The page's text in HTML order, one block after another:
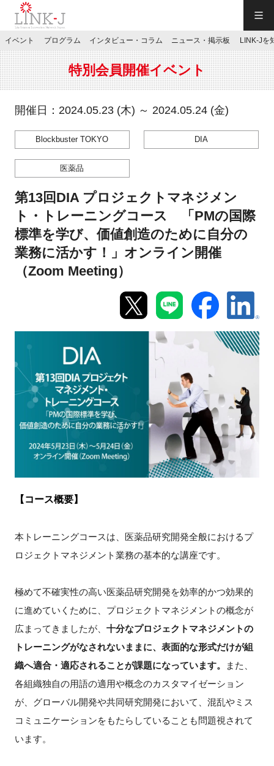
JP／EN
特別会員専用メニュー
お問い合わせ
マイページ
イベント
プログラム
インタビュー・コラム
ニュース・掲示板
LINK-Jを知る
FAQ
イベントお知らせメール登録
イベント プログラム インタビュー・コラム ニュース・掲示板 LINK-Jを
特別会員開催イベント
開催日：2024.05.23 (木) ～ 2024.05.24 (金)
Blockbuster TOKYO DIA
医薬品
第13回DIA プロジェクトマネジメン
ト・トレーニングコース 「PMの国際
標準を学び、価値創造のために自分の
業務に活かす！」オンライン開催
（Zoom Meeting）
【コース概要】
本トレーニングコースは、医薬品研究開発全般におけるプ
ロジェクトマネジメント業務の基本的な講座です。
極めて不確実性の高い医薬品研究開発を効率的かつ効果的
に進めていくために、プロジェクトマネジメントの概念が
広まってきましたが、 十分なプロジェクトマネジメントの
トレーニングがなされないままに、表面的な形式だけが組
織へ適合・適応されることが課題になっています。
また、
各組織独自の用語の適用や概念のカスタマイゼーション
が、グローバル開発や共同研究開発において、混乱やミス
コミュニケーションをもたらしていることも問題視されて
います。